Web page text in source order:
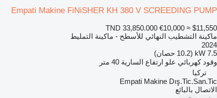
Empati Makine FiNiSHER KH 380 V SCREEDING PUMP
TND 33,850.000 €10,000 ≈ $11,550
ماكينة التشطيب النهائي للأسطح - ماكينة التمليط
2024
7.5 kW (10.2 حصان)
وقود كهربائي علو ارتفاع السارية 40 متر
تركيا
Empati Makine Dış.Tic.San.Tic
الاتصال بالبائع